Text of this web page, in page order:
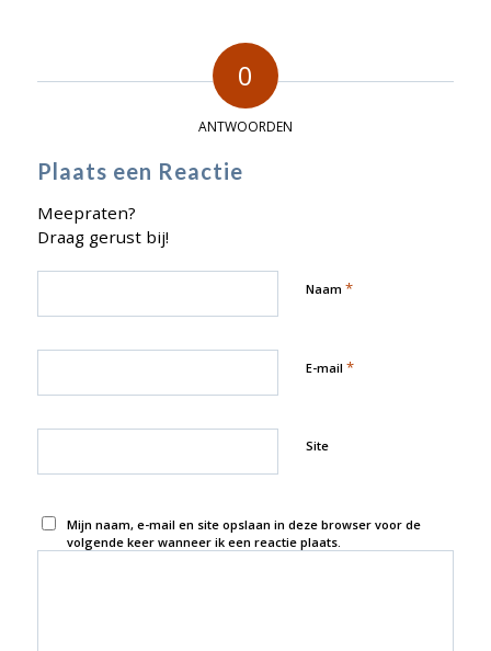
0
ANTWOORDEN
Plaats een Reactie
Meepraten?
Draag gerust bij!
Naam *
E-mail *
Site
Mijn naam, e-mail en site opslaan in deze browser voor de
volgende keer wanneer ik een reactie plaats.